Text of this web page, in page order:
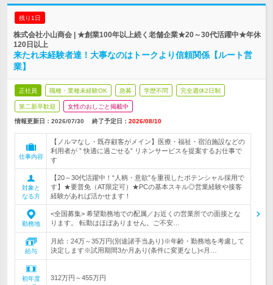
残り1日
株式会社小山商会 | ★創業100年以上続く老舗企業★20～30代活躍中★年休
120日以上
来たれ未経験者達！大事なのはトークより信頼関係【ルート営
業】
正社員 職種・業種未経験OK 急募 学歴不問 完全週休2日制
第二新卒歓迎 女性のおしごと掲載中
情報更新日：2026/07/30 終了予定日： 2026/08/10
仕事内容
【ノルマなし・既存顧客がメイン】医療・福祉・宿泊施設などの
利用者が ” 快適に過ごせる” リネンサービスを提案するお仕事で
す
対象と
なる方
【20～30代活躍中！“人柄・意欲”を重視したポテンシャル採用で
す】★要普免（AT限定可）★PCの基本スキル◎営業経験や接客
経験があれば活かせます！
勤務地
<全国募集> 希望勤務地での配属／お近くの営業所での面接とな
ります。 転勤はほぼありません。ご不安…
給与
月給：24万～35万円(別途諸手当あり)※年齢・勤務地を考慮して
決定します※試用期間3か月あり(条件に変更なし)<月…
初年度
312万円～455万円